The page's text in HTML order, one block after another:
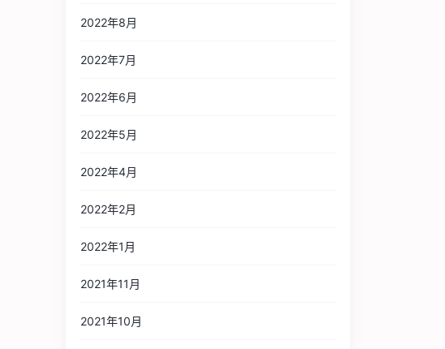
2022年8月
2022年7月
2022年6月
2022年5月
2022年4月
2022年2月
2022年1月
2021年11月
2021年10月